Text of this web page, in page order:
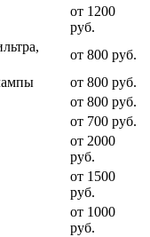
от 1200
руб.
от 800 руб.
от 800 руб.
от 800 руб.
от 700 руб.
от 2000
руб.
от 1500
руб.
от 1000
руб.